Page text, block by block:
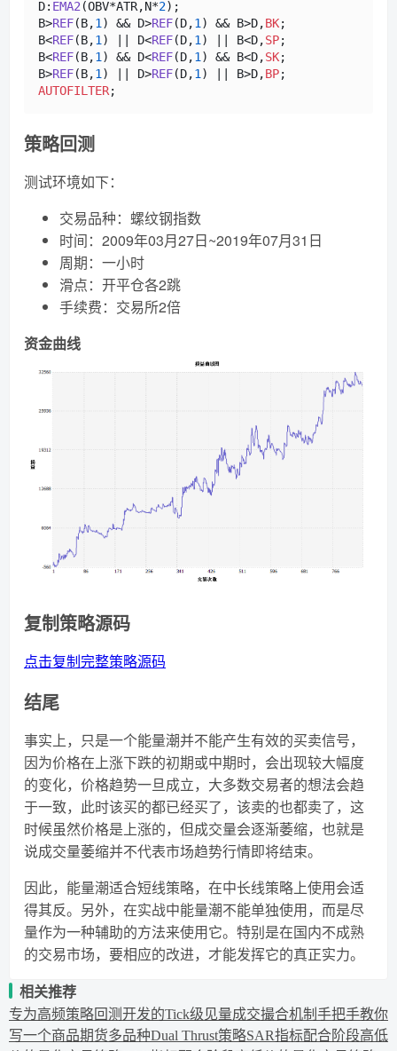
D: EMA2 (OBV*ATR,N*2);
B>REF(B,1 ) && D>REF(D,1 ) && B>D,BK;
B<REF(B,1 ) || D<REF(D,1 ) || B<D,SP;
B<REF(B,1 ) && D<REF(D,1 ) && B<D,SK;
B>REF(B,1 ) || D>REF(D,1 ) || B>D,BP
AUTOFILTER
策略回测
测试环境如下：
交易品种：螺纹钢指数
时间：2009年03月27日~2019年07月31日
周期：一小时
滑点：开平仓各2跳
手续费：交易所2倍
资金曲线
复制策略源码
点击复制完整策略源码
结尾
事实上，只是一个能量潮并不能产生有效的买卖信号，
因为价格在上涨下跌的初期或中期时，会出现较大幅度
的变化，价格趋势一旦成立，大多数交易者的想法会趋
于一致，此时该买的都已经买了，该卖的也都卖了，这
时候虽然价格是上涨的，但成交量会逐渐萎缩，也就是
说成交量萎缩并不代表市场趋势行情即将结束。
因此，能量潮适合短线策略，在中长线策略上使用会适
得其反。另外，在实战中能量潮不能单独使用，而是尽
量作为一种辅助的方法来使用它。特别是在国内不成熟
的交易市场，要相应的改进，才能发挥它的真正实力。
相关推荐
专为高频策略回测开发的Tick级见量成交撮合机制 手把手教你
写一个商品期货多品种Dual Thrust策略SAR指标配合阶段高低